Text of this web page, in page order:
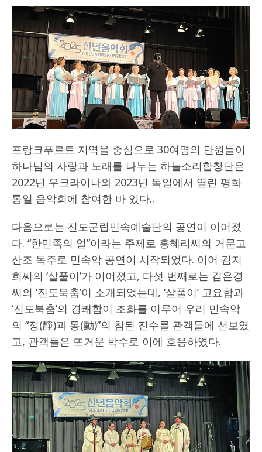
프랑크푸르트 지역을 중심으로 30여명의 단원들이
하나님의 사랑과 노래를 나누는 하늘소리합창단은
2022년 우크라이나와 2023년 독일에서 열린 평화
통일 음악회에 참여한 바 있다..
다음으로는 진도군립민속예술단의 공연이 이어졌
다. “한민족의 얼”이라는 주제로 홍혜리씨의 거문고
산조 독주로 민속악 공연이 시작되었다. 이어 김지
희씨의 ‘살풀이’가 이어졌고, 다섯 번째로는 김은경
씨의 ‘진도북춤’이 소개되었는데, ‘살풀이’ 고요함과
‘진도북춤’의 경쾌함이 조화를 이루어 우리 민속악
의 “정(靜)과 동(動)”의 참된 진수를 관객들에 선보였
고, 관객들은 뜨거운 박수로 이에 호응하였다.